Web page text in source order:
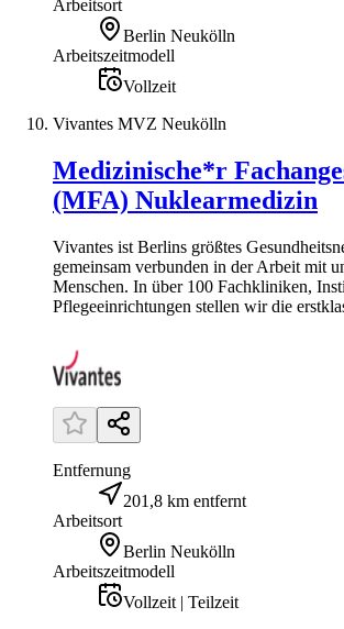
Arbeitsort
Berlin Neukölln
Arbeitszeitmodell
Vollzeit
Vivantes MVZ Neukölln
Medizinische*r
(MFA) Nuklearmedizin
Vivantes ist Berlins größtes
gemeinsam verbunden in der Arbeit mit
Menschen. In über 100 Fachkliniken,
Pflegeeinrichtungen stellen wir die
Entfernung
201,8 km entfernt
Arbeitsort
Berlin Neukölln
Arbeitszeitmodell
Vollzeit | Teilzeit